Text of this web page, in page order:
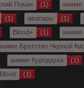
Покан (1) аниме
(1) аватары (1)
Blood+ (1) аниме
Братство Черной
аниме Куродзука (1)
(1)